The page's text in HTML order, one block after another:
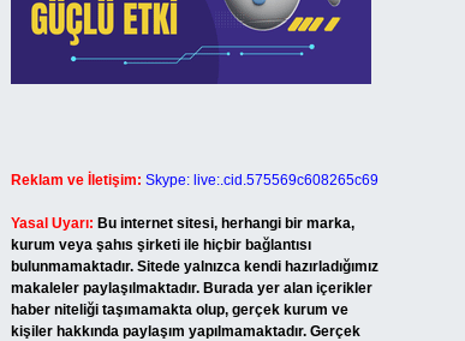
Reklam ve İletişim: Skype: live:.cid.575569c608265c69
Yasal Uyarı: Bu internet sitesi, herhangi bir marka,
kurum veya şahıs şirketi ile hiçbir bağlantısı
bulunmamaktadır. Sitede yalnızca kendi hazırladığımız
makaleler paylaşılmaktadır. Burada yer alan içerikler
haber niteliği taşımamakta olup, gerçek kurum ve
kişiler hakkında paylaşım yapılmamaktadır. Gerçek